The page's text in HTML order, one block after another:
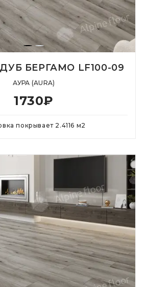
БЕРГАМО LF100-09
АУРА (AURA)
1730₽
покрывает 2.4116 м2